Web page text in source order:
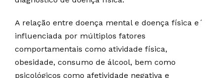
A relação entre doença mental e doença física e´
influenciada por múltiplos fatores
comportamentais como atividade física,
obesidade, consumo de álcool, bem como
psicológicos como afetividade negativa e